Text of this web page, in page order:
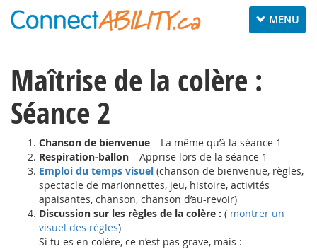
Toggle
navigation
MENU
Maîtrise de la colère :
Séance 2
Chanson de bienvenue – La même qu’à la séance 1
Respiration-ballon – Apprise lors de la séance 1
Emploi du temps visuel (chanson de bienvenue, règles,
spectacle de marionnettes, jeu, histoire, activités
apaisantes, chanson, chanson d’au-revoir)
Discussion sur les règles de la colère : ( montrer un
visuel des règles)
Si tu es en colère, ce n’est pas grave, mais :